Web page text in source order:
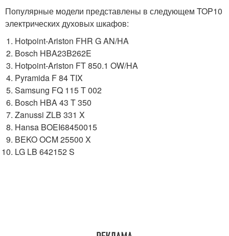
Популярные модели представлены в следующем TOP10
электрических духовых шкафов:
Hotpoint-Ariston FHR G AN/HA
Bosch HBA23B262E
Hotpoint-Ariston FT 850.1 OW/HA
Pyramida F 84 TIX
Samsung FQ 115 T 002
Bosch HBA 43 T 350
Zanussi ZLB 331 X
Hansa BOEI68450015
BEKO OCM 25500 X
LG LB 642152 S